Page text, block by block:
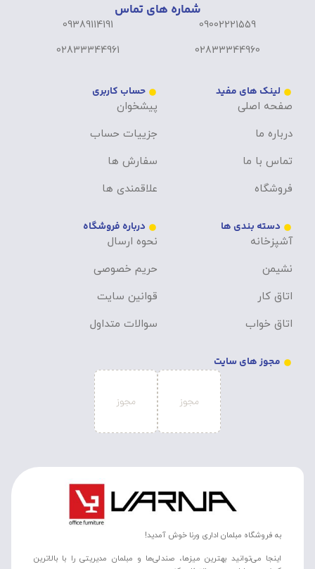
شماره های تماس
09002221559
02833344960
09389114191
02833344961
لینک های مفید
صفحه اصلی
درباره ما
تماس با ما
فروشگاه
حساب کاربری
پیشخوان
جزییات حساب
سفارش ها
علاقمندی ها
دسته بندی ها
آشپزخانه
نشیمن
اتاق کار
اتاق خواب
درباره فروشگاه
نحوه ارسال
حریم خصوصی
قوانین سایت
سوالات متداول
مجوز های سایت
به فروشگاه مبلمان اداری ورنا خوش آمدید!
اینجا می‌توانید بهترین میزها، صندلی‌ها و مبلمان مدیریتی را با بالاترین